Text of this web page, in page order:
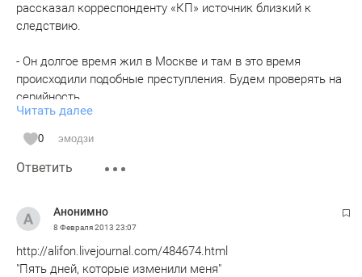
рассказал корреспонденту «КП» источник близкий к
следствию.
- Он долгое время жил в Москве и там в это время
происходили подобные преступления. Будем проверять на
серийность.
Напомним, Василиса Галицина пропала 2 февраля, в
поисках девочки участвовали больше 3 тысяч волонтеров,
но усилия были тщетны.
Тело школьницы нашли в 73-х километрах от Набережных
Челнов.
Читать далее
0 эмодзи
Ответить
Анонимно
8 Февраля 2013 23:07
http://alifon.livejournal.com/484674.html
"Пять дней, которые изменили меня"